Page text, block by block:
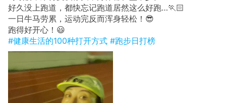
好久没上跑道，都快忘记跑道居然这么好跑…🏃🏻
一日牛马劳累，运动完反而浑身轻松！😎
跑得好开心！😃
#健康生活的100种打开方式 #跑步日打榜